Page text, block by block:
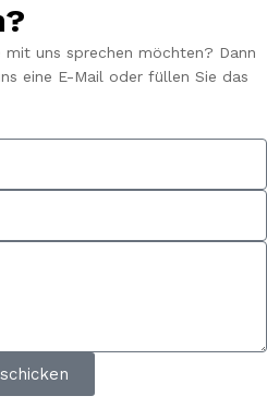
uns sprechen möchten? Dann
eine E-Mail oder füllen Sie das